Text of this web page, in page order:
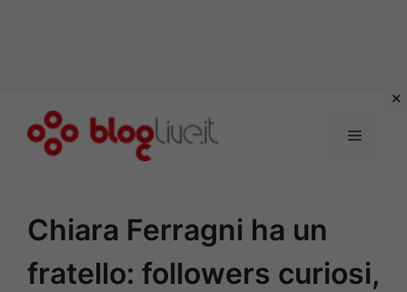
Menu
Chiara Ferragni ha un
fratello: followers curiosi,